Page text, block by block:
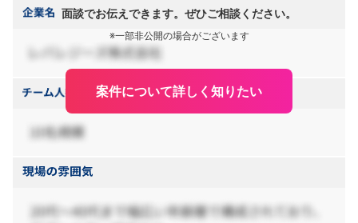
面談でお伝えできます。ぜひご相談ください。
※一部非公開の場合がございます
案件について詳しく知りたい